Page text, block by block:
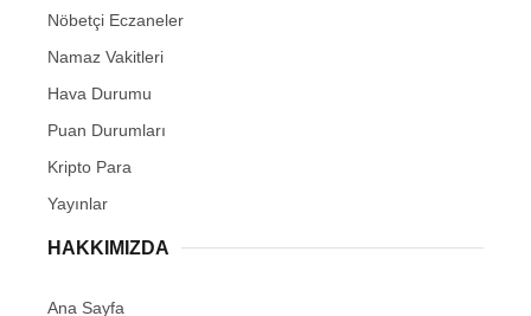
Nöbetçi Eczaneler
Namaz Vakitleri
Hava Durumu
Puan Durumları
Kripto Para
Yayınlar
HAKKIMIZDA
Ana Sayfa